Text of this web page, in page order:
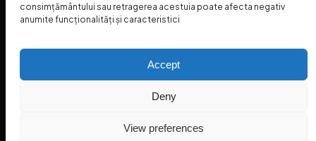
consimțământului sau retragerea acestuia poate afecta negativ
anumite funcționalități și caracteristici
Accept
Deny
View preferences
HIT FM Nehoiu 88,2
© 2026 Radio Hit FM — SC HITFM GROUP SRL